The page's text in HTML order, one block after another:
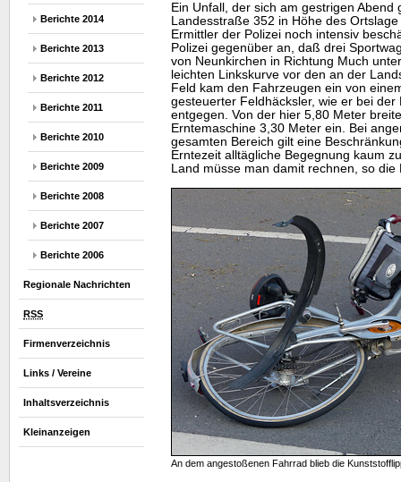
Berichte 2014
Berichte 2013
Berichte 2012
Berichte 2011
Berichte 2010
Berichte 2009
Berichte 2008
Berichte 2007
Berichte 2006
Regionale Nachrichten
RSS
Firmenverzeichnis
Links / Vereine
Inhaltsverzeichnis
Kleinanzeigen
Ein Unfall, der sich am gestrigen Abend
Landesstraße 352 in Höhe des
Ermittler der Polizei noch intensiv
Polizei gegenüber an, daß drei
von Neunkirchen in Richtung Much
leichten Linkskurve vor den an der
Feld kam den Fahrzeugen ein von
gesteuerter Feldhäcksler, wie er bei
entgegen. Von der hier 5,80 Meter
Erntemaschine 3,30 Meter ein. Bei
gesamten Bereich gilt eine
Erntezeit alltägliche Begegnung kaum
Land müsse man damit rechnen, so die
An dem angestoßenen Fahrrad blieb die